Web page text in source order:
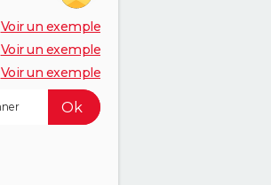
Voir un exemple
Voir un exemple
Voir un exemple